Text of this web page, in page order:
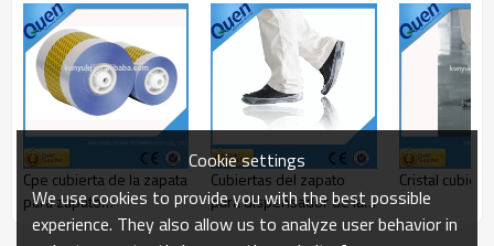
Cpe cubierta de la zapata
para zapato
dispensador de la
Cubiertas del zapato
para dispensador de la
cubierta del zapato
Cristal
Cookie settings
We use cookies to provide you with the best possible
experience. They also allow us to analyze user behavior in